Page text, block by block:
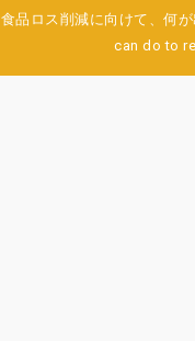
食品ロス削減に向けて、何
can do to